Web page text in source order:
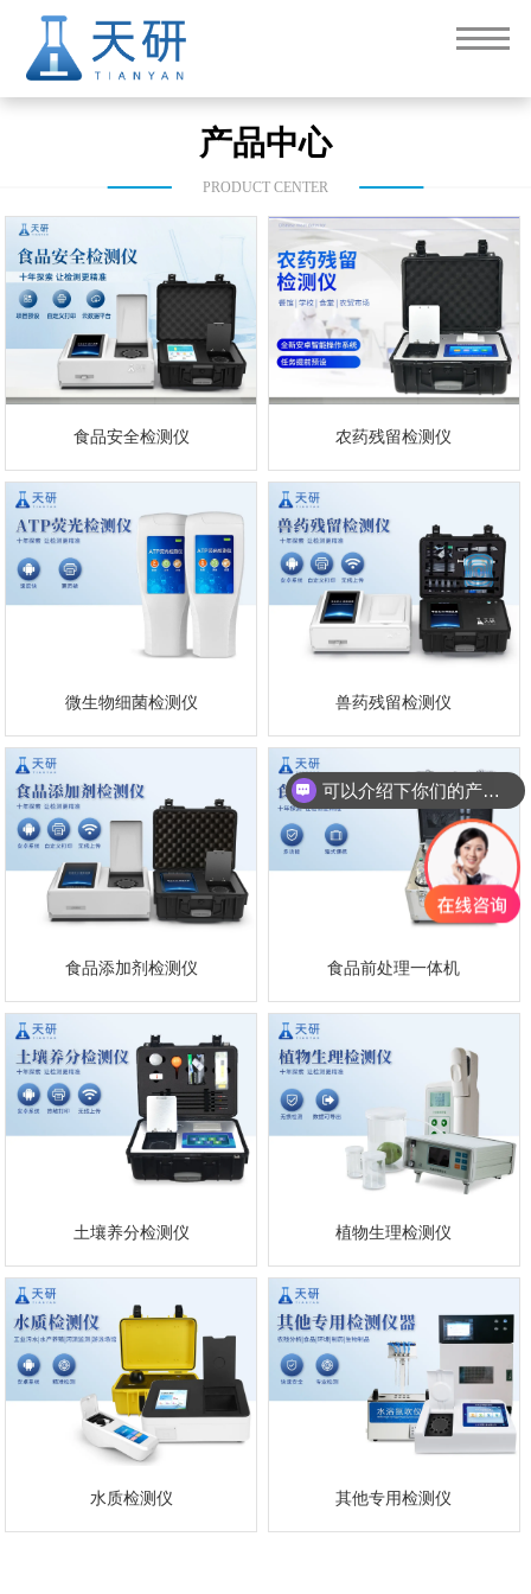
产品中心
PRODUCT CENTER
食品安全检测仪 农药残留检测仪
微生物细菌检测仪 兽药残留检测仪
食品添加剂检测仪 食品前处理一体机
土壤养分检测仪 植物生理检测仪
水质检测仪 其他专用检测仪
可以介绍下你们的产品么